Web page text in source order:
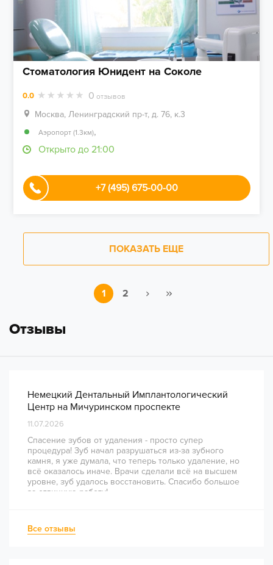
Стоматология Юнидент на Соколе
0.0 0 отзывов
Москва, Ленинградский пр-т, д. 76, к.3
Аэропорт (1.3км),
Открыто до 21:00
+7 (495) 675-00-00
ПОКАЗАТЬ ЕЩЕ
1 2
Отзывы
Немецкий Дентальный Имплантологический
Центр на Мичуринском проспекте
11.07.2026
Спасение зубов от удаления - просто супер
процедура! Зуб начал разрушаться из-за зубного
камня, я уже думала, что теперь только удаление, но
всё оказалось иначе. Врачи сделали всё на высшем
уровне, зуб удалось восстановить. Спасибо большое
за отличную работу!
Все отзывы